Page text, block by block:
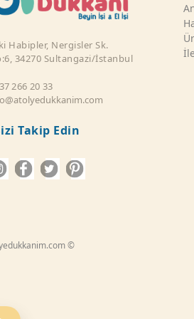
Habipler, Nergisler Sk.
34270 Sultangazi/İstanbul
266 20 33
Takip Edin
©